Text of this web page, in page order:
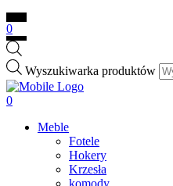
0
Wyszukiwarka produktów
0
Meble
Fotele
Hokery
Krzesła
komody